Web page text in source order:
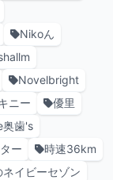
Nikoん
Novelbright
ニー
優里
奥歯's
ー
時速36km
イビーセゾン